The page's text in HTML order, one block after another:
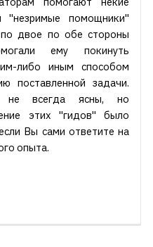
"незримые помощники"
по двое по обе стороны
ему покинуть
либо иным способом
поставленной задачи.
не всегда ясны, но
этих "гидов" было
Вы сами ответите на
опыта.